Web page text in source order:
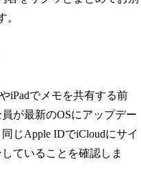
。
iPadでメモを共有する前
が最新のOSにアップデー
同じApple IDでiCloudにサイ
していることを確認しま